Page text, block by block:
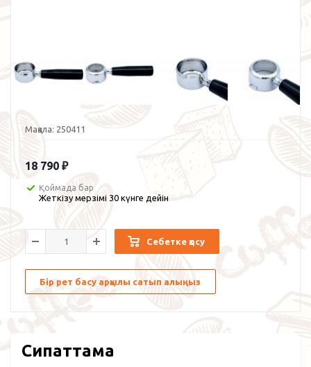
Мақала: 250411
18 790 ₽
Қоймада бар
Жеткізу мерзімі 30 күнге дейін
Себетке қосу
Бір рет басу арқылы сатып алыңыз
Сипаттама